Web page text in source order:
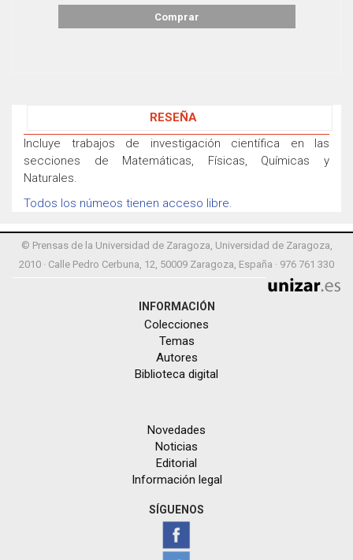
Comprar
RESEÑA
Incluye trabajos de investigación científica en las
secciones de Matemáticas, Físicas, Químicas y
Naturales.
Todos los númeos tienen acceso libre.
© Prensas de la Universidad de Zaragoza, Universidad de Zaragoza,
2010 · Calle Pedro Cerbuna, 12, 50009 Zaragoza, España · 976 761 330
INFORMACIÓN
Colecciones
Temas
Autores
Biblioteca digital
Novedades
Noticias
Editorial
Información legal
SÍGUENOS